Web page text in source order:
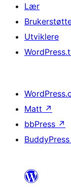
Lær
Utviklere
Matt ↗
bbPress ↗
BuddyPress